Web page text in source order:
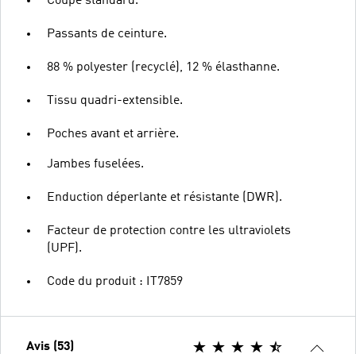
Passants de ceinture.
88 % polyester (recyclé), 12 % élasthanne.
Tissu quadri-extensible.
Poches avant et arrière.
Jambes fuselées.
Enduction déperlante et résistante (DWR).
Facteur de protection contre les ultraviolets
(UPF).
Code du produit : IT7859
Avis (53)